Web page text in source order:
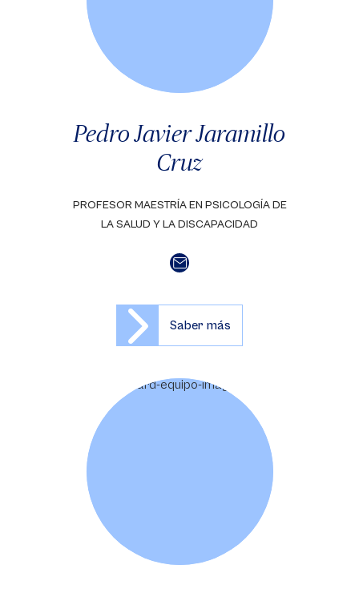
Pedro Javier Jaramillo
Cruz
PROFESOR MAESTRÍA EN PSICOLOGÍA DE
LA SALUD Y LA DISCAPACIDAD
Saber más